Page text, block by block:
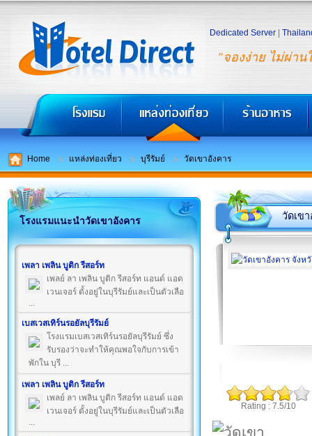
"จองง่าย ไม่ผ่าน
Dedicated Server
Home แหล่งท่องเที่ยว บุรีรัมย์ วัดเขาอังคาร
โรงแรมแนะนำวัดเขาอังคาร
เพลา เพลิน บูติก รีสอร์ท
เพลย์ ลา เพลิน บูติก รีสอร์ท แอนด์ แอด
เวนเจอร์ ตั้งอยู่ในบุรีรัมย์และเป็นตัวเลือ
...
เบสเวสเทิร์นรอยัลบุรีรัมย์
โรงแรมเบสเวสเทิร์นรอยัลบุรีรัมย์ ซึ่ง
รับรองว่าจะทำให้คุณพอใจกับการเข้า
พักใน บุรี ...
เพลา เพลิน บูติก รีสอร์ท
เพลย์ ลา เพลิน บูติก รีสอร์ท แอนด์ แอด
เวนเจอร์ ตั้งอยู่ในบุรีรัมย์และเป็นตัวเลือ
...
วัดเข
Rating : 7.5/10